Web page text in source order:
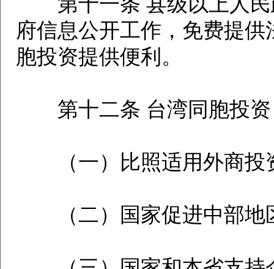
府信息公开工作，免费提
胞投资提供便利。
第十二条 台湾同胞投资
（一）比照适用外商投
（二）国家促进中部地